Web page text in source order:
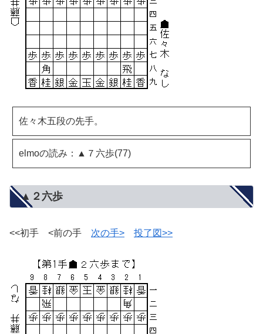
佐々木五段の先手。
elmoの読み：▲７六歩(77)
▲２六歩
<<初手 <前の手 次の手> 投了図>>